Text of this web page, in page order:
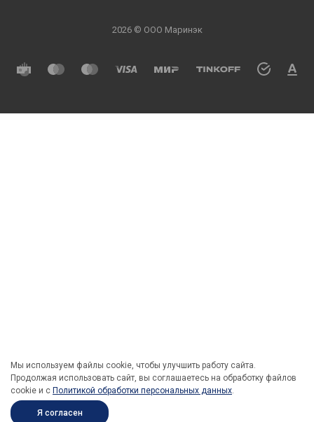
2026 © ООО Маринэк
Мы используем файлы cookie, чтобы улучшить работу сайта.
Продолжая использовать сайт, вы соглашаетесь на обработку файлов
cookie и c Политикой обработки персональных данных.
Я согласен